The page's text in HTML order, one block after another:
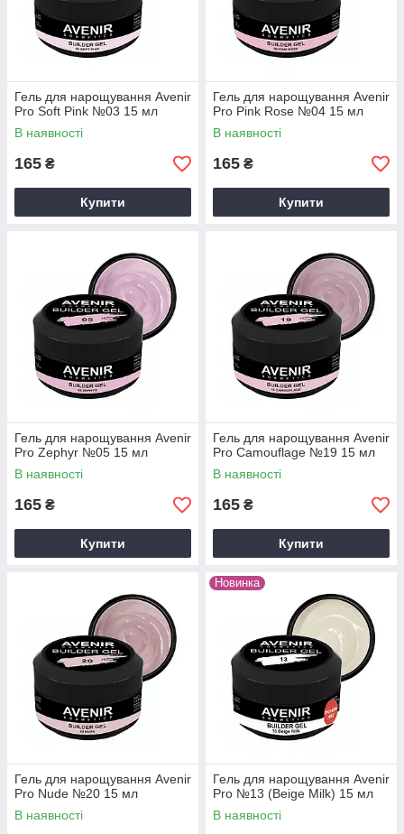
Гель для нарощування Avenir
Pro Soft Pink №03 15 мл
В наявності
165 ₴
Купити
Гель для нарощування Avenir
Pro Pink Rose №04 15 мл
В наявності
165 ₴
Купити
Гель для нарощування Avenir
Pro Zephyr №05 15 мл
В наявності
165 ₴
Купити
Гель для нарощування Avenir
Pro Camouflage №19 15 мл
В наявності
165 ₴
Купити
Гель для нарощування Avenir
Pro Nude №20 15 мл
В наявності
Новинка
Гель для нарощування Avenir
Pro №13 (Beige Milk) 15 мл
В наявності